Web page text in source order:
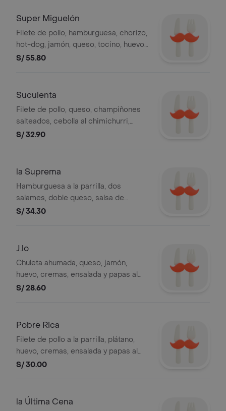
Super Miguelón
Filete de pollo, hamburguesa, chorizo,
hot-dog, jamón, queso, tocino, huevo,
cremas, ensalada y papas al hilo.
S/ 55.80
Suculenta
Filete de pollo, queso, champiñones
salteados, cebolla al chimichurri,
huevo, cremas, ensalada y papas al
S/ 32.90
la Suprema
Hamburguesa a la parrilla, dos
salames, doble queso, salsa de
tomate, orégano, huevo, cremas,
S/ 34.30
J.lo
Chuleta ahumada, queso, jamón,
huevo, cremas, ensalada y papas al
hilo.
S/ 28.60
Pobre Rica
Filete de pollo a la parrilla, plátano,
huevo, cremas, ensalada y papas al
hilo. .
S/ 30.00
la Última Cena